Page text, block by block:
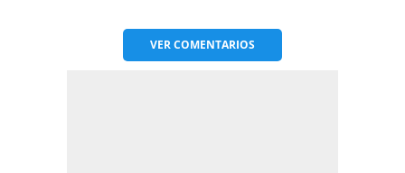
VERCOMENTARIOS